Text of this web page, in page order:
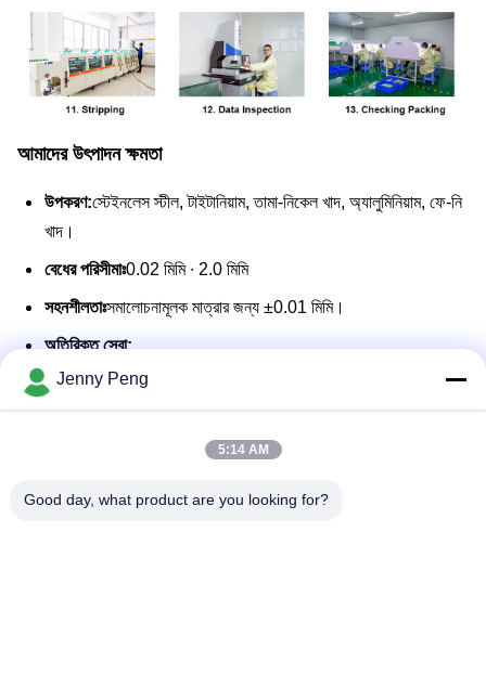
আমাদের উৎপাদন ক্ষমতা
উপকরণ:স্টেইনলেস স্টীল, টাইটানিয়াম, তামা-নিকেল খাদ, অ্যালুমিনিয়াম, ফে-নি
খাদ।
বেধের পরিসীমাঃ0.02 মিমি ∙ 2.0 মিমি
সহনশীলতাঃসমালোচনামূলক মাত্রার জন্য ±0.01 মিমি।
অতিরিক্ত সেবা:
স্ট্যাম্পিং এবং ডিফিউশন ওয়েল্ডিং
সম্পূর্ণ আইএটিএফ ১৬৯৪৯-সম্মত মান নিয়ন্ত্রণ।
Jenny Peng
5:14 AM
Good day, what product are you looking for?